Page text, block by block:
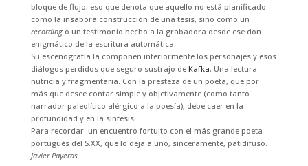
bloque de flujo, eso que denota que aquello no está planificado
como la insabora construcción de una tesis, sino como un
recordingo un testimonio hecho a la grabadora desde ese don
enigmático de la escritura automática.
Su escenografía la componen interiormente los personajes y esos
diálogos perdidos que seguro sustrajo de Kafka. Una lectura
nutricia y fragmentaria. Con la presteza de un poeta, que por
más que desee contar simple y objetivamente (como tanto
narrador paleolítico alérgico a la poesía), debe caer en la
profundidad y en la síntesis.
Para recordar: un encuentro fortuito con el más grande poeta
portugués del S.XX, que lo deja a uno, sinceramente, patidifuso.
Javier Payeras